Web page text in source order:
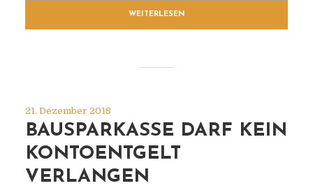
WEITERLESEN
21. Dezember 2018
BAUSPARKASSE DARF KEIN
KONTOENTGELT
VERLANGEN